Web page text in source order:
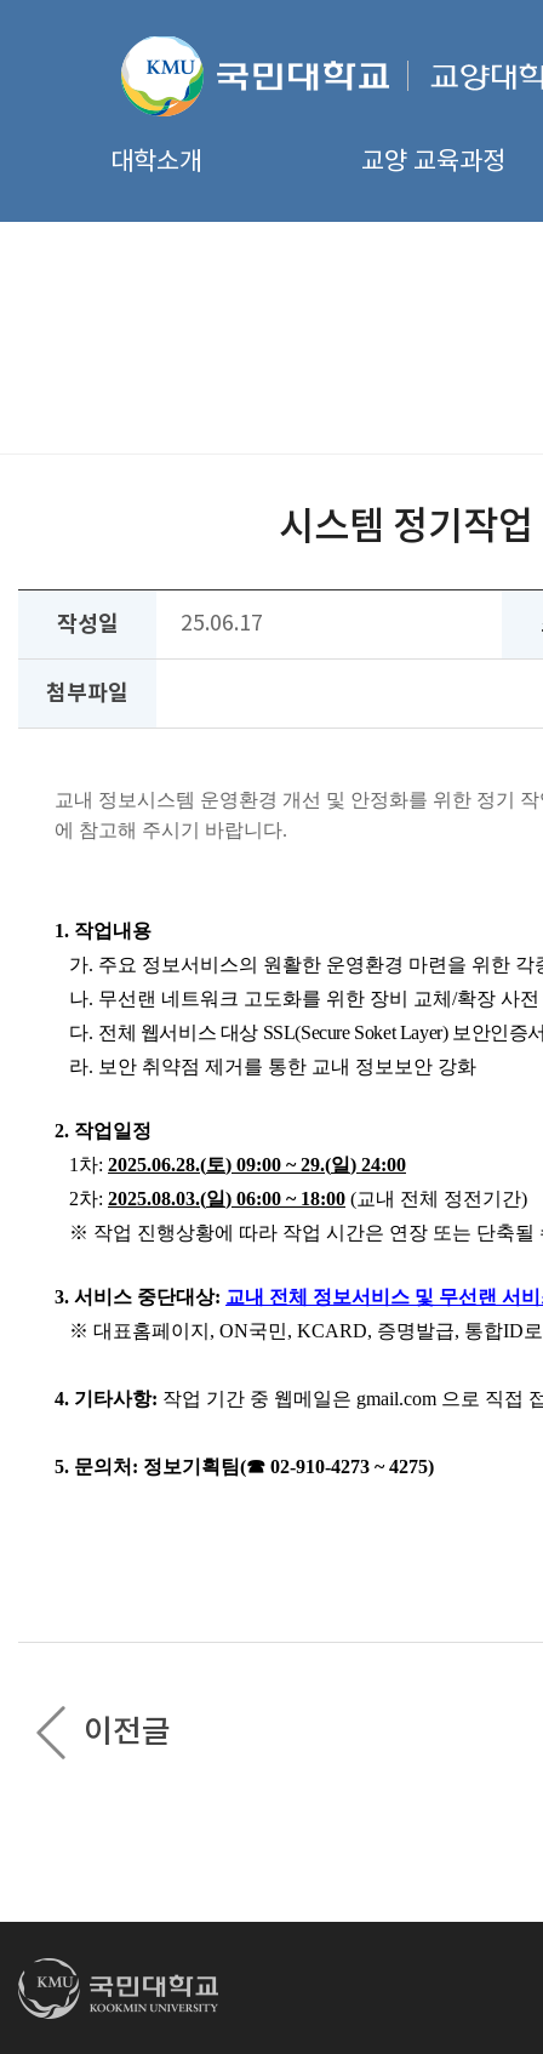
대학소개 교양 교육과정
시스템 정기작
작성일 25.06.17
첨부파일
교내 정보시스템 운영환경 개선 및 안정화를 위한 정기
에 참고해 주시기 바랍니다.
1. 작업내용
가. 주요 정보서비스의 원활한 운영환경 마련을 위한
나. 무선랜 네트워크 고도화를 위한 장비 교체/확장 사전
다. 전체 웹서비스 대상 SSL(Secure Soket Layer) 보안인
라. 보안 취약점 제거를 통한 교내 정보보안 강화
2. 작업일정
1 차: 2025.06.28.(토) 09:00 ~ 29.(일) 24:00
2차: 2025.08.03.(일) 06:00 ~ 18:00 (교내 전체 정전기간)
※ 작업 진행상황에 따라 작업 시간은 연장 또는 단축될
3. 서비스 중단대상: 교내 전체 정보서비스 및 무선랜 서
※ 대표홈페이지 , ON국민, KCARD, 증명발급, 통합ID
4. 기타사항: 작업 기간 중 웹메일은 gmail.com 으로 직접
5. 문의처: 정보기획팀(☎ 02-910-4273 ~ 4275)
이전글